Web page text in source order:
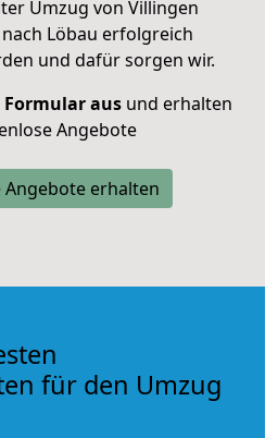
Umzug von Villingen
Löbau erfolgreich
und dafür sorgen wir.
Formular ausund erhalten
Angebote
Angebote erhalten
für den Umzug